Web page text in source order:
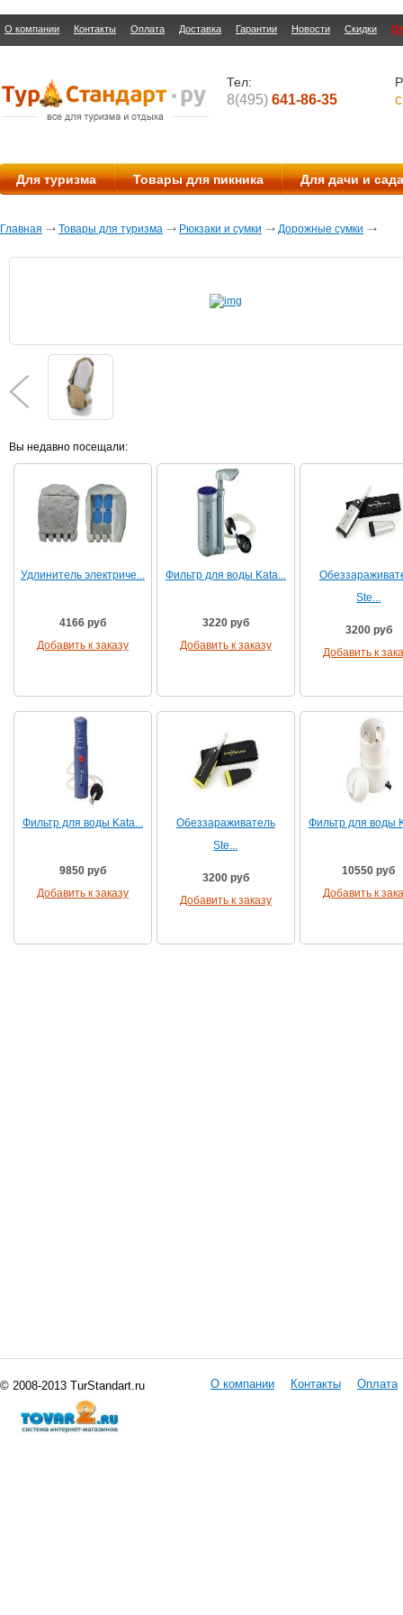
О компании Контакты Оплата Доставка Гарантии Новости Скидки
Тел:
8(495) 641-86-35
Для туризма Товары для пикника Для дачи и сада
Главная Товары для туризма Рюкзаки и сумки Дорожные сумки
Вы недавно посещали:
Удлинитель электриче...
4166 руб
Добавить к заказу
Фильтр для воды Kata...
3220 руб
Добавить к заказу
Ste...
3200 руб
Добавить к
Фильтр для воды Kata...
9850 руб
Добавить к заказу
Обеззараживатель
Ste...
3200 руб
Добавить к заказу
Фильтр для воды
10550 руб
Добавить к
© 2008-2013 TurStandart.ru О компании Контакты Оплата